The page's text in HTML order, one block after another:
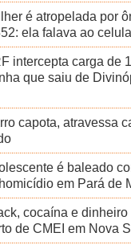
é atropelada por
ela falava ao
intercepta carga de
que saiu de
capota, atravessa
é baleado
em Pará de
cocaína e dinheiro
de CMEI em Nova